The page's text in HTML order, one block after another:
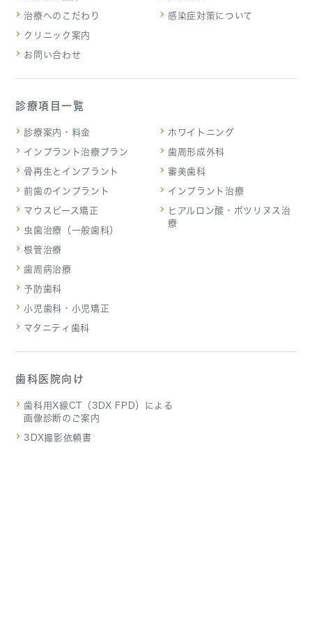
治療へのこだわり
クリニック案内
お問い合わせ
感染症対策について
診療項目一覧
診療案内・料金
インプラント治療プラン
骨再生とインプラント
前歯のインプラント
マウスピース矯正
虫歯治療（一般歯科）
根管治療
歯周病治療
予防歯科
小児歯科・小児矯正
マタニティ歯科
ホワイトニング
歯周形成外科
審美歯科
インプラント治療
ヒアルロン酸・ボツリヌス治
療
歯科医院向け
歯科用X線CT（3DX FPD）による
画像診断のご案内
3DX撮影依頼書